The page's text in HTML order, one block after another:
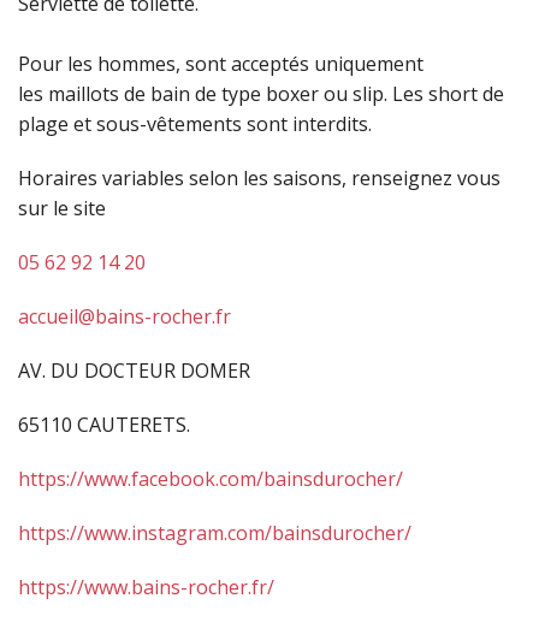
Pour les hommes, sont acceptés uniquement
les maillots de bain de type boxer ou slip. Les short de
plage et sous-vêtements sont interdits.
Horaires variables selon les saisons, renseignez vous
sur le site
05 62 92 14 20
accueil@bains-rocher.fr
AV. DU DOCTEUR DOMER
65110 CAUTERETS.
https://www.facebook.com/bainsdurocher/
https://www.instagram.com/bainsdurocher/
https://www.bains-rocher.fr/